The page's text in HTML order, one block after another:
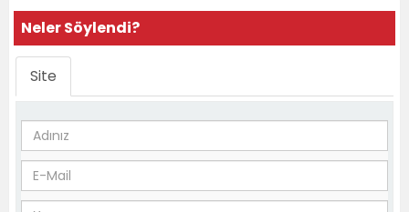
Neler Söylendi?
Site